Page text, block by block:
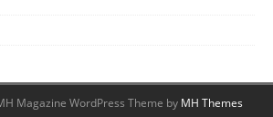
Magazine WordPress Theme by MH Themes